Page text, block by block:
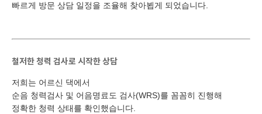
빠르게 방문 상담 일정을 조율해 찾아뵙게 되었습니다.
철저한 청력 검사로 시작한 상담
저희는 어르신 댁에서
순음 청력검사 및 어음명료도 검사(WRS)를 꼼꼼히 진행해
정확한 청력 상태를 확인했습니다.